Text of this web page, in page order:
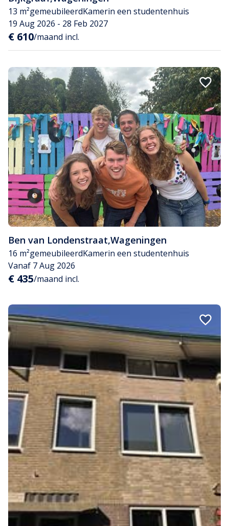
13 m²gemeubileerdKamerin een studentenhuis
19 Aug 2026 - 28 Feb 2027
€ 610/maand incl.
Ben van Londenstraat,Wageningen
16 m²gemeubileerdKamerin een studentenhuis
Vanaf 7 Aug 2026
€ 435/maand incl.